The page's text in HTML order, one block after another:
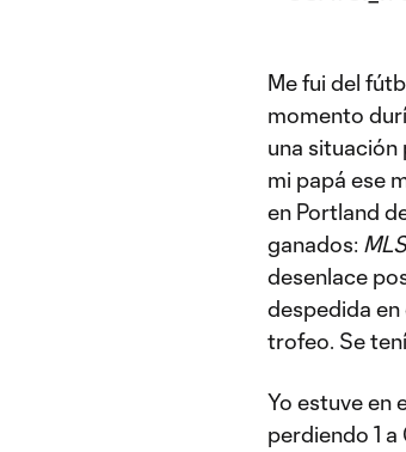
Me fui del
momento
una situación
mi papá ese
en Portland
ganados:
desenlace
despedida en
trofeo. Se
Yo estuve en
perdiendo 1